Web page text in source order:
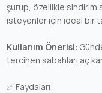
şurup, özellikle
isteyenler için ideal bir
Kullanım Önerisi:
tercihen sabahları aç
✅ Faydaları